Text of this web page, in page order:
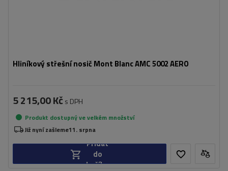
Hliníkový střešní nosič Mont Blanc AMC 5002 AERO
5 215,00 Kč s DPH
Produkt dostupný ve velkém množství
Již nyní zašleme11. srpna
Přidat
do
košíku